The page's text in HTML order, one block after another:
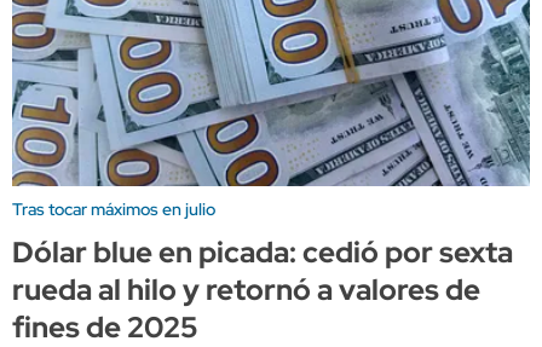
Tras tocar máximos en julio
Dólar blue en picada: cedió por sexta
rueda al hilo y retornó a valores de
fines de 2025